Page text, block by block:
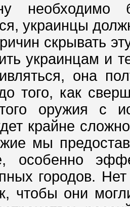
необходимо
украинцы
скрывать
украинцам и
она
того, как
оружия с
крайне
мы
особенно
городов.
чтобы они